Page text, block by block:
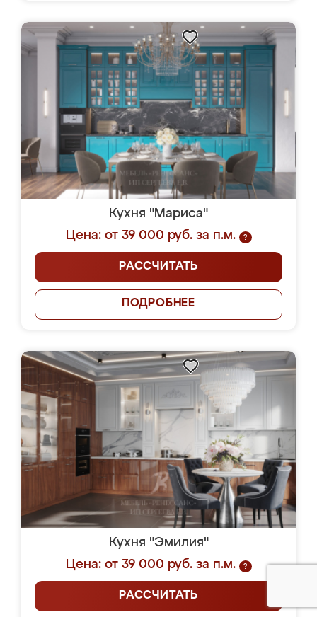
Кухня "Мариса"
Цена: от 39 000 руб. за п.м.
?
РАССЧИТАТЬ
ПОДРОБНЕЕ
Кухня "Эмилия"
Цена: от 39 000 руб. за п.м.
?
РАССЧИТАТЬ